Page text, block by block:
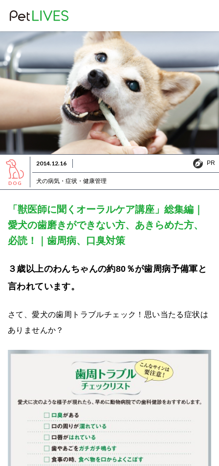
DOG
2014.12.16 PR
PR
犬の病気・症状・健康管理
「獣医師に聞くオーラルケア講座」総集編｜
愛犬の歯磨きができない方、あきらめた方、
必読！｜歯周病、口臭対策
３歳以上のわんちゃんの約80％が歯周病予備軍と
言われています。
さて、愛犬の歯周トラブルチェック！思い当たる症状は
ありませんか？